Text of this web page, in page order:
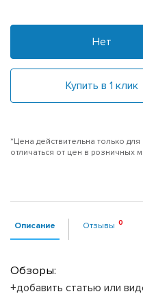
Нет
Купить в 1 клик
*Цена действительна только
отличаться от цен в розничных
Описание Отзывы
Обзоры:
+добавить статью или